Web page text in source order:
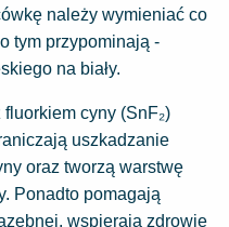
należy wymieniać co
tym przypominają -
na biały.
fluorkiem cyny (SnF₂)
uszkadzanie
oraz tworzą warstwę
Ponadto pomagają
wspierają zdrowie